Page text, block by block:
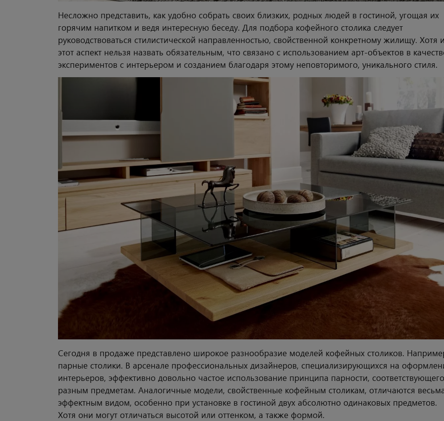
Несложно представить, как удобно собрать своих близких, родных людей в гостиной, угощая их
горячим напитком и ведя интересную беседу. Для подбора кофейного столика следует
руководствоваться стилистической направленностью, свойственной конкретному жилищу. Хотя
этот аспект нельзя назвать обязательным, что связано с использованием арт-объектов в
экспериментов с интерьером и созданием благодаря этому неповторимого, уникального стиля.
Сегодня в продаже представлено широкое разнообразие моделей кофейных столиков.
парные столики. В арсенале профессиональных дизайнеров, специализирующихся на
интерьеров, эффективно довольно частое использование принципа парности, соответствующего
разным предметам. Аналогичные модели, свойственные кофейным столикам, отличаются
эффектным видом, особенно при установке в гостиной двух абсолютно одинаковых предметов.
Хотя они могут отличаться высотой или оттенком, а также формой.